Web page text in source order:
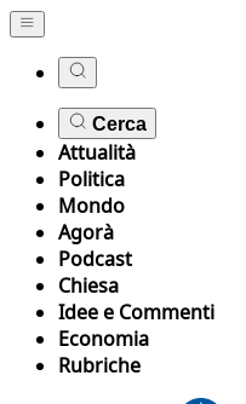
Cerca
Attualità
Politica
Mondo
Agorà
Podcast
Chiesa
Idee e Commenti
Economia
Rubriche